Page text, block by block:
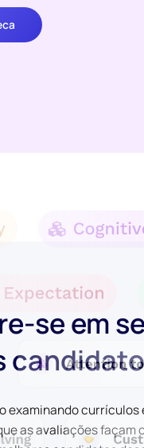
se em
examinando currículos
as avaliações façam